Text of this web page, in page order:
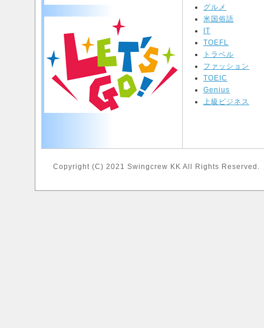
グルメ
米国俗語
IT
TOEFL
トラベル
ファッション
TOEIC
Genius
上級ビジネス
Copyright (C) 2021 Swingcrew KK All Rights Reserved.